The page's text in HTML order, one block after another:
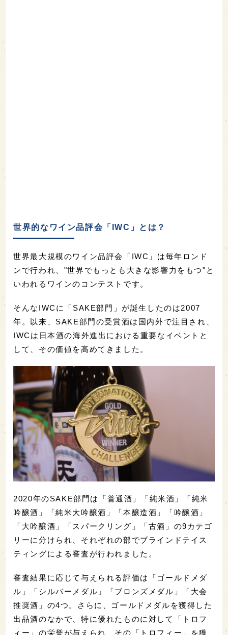
世界的なワイン品評会「IWC」とは？
世界最大規模のワイン品評会「IWC」は毎年ロンド
ンで行われ、"世界でもっとも大きな影響力をもつ"と
いわれるワインのコンテストです。
そんなIWCに「SAKE部門」が誕生したのは2007
年。以来、SAKE部門の受賞酒は国内外で注目され、
IWCは日本酒の海外進出における重要なイベントと
して、その価値を高めてきました。
2020年のSAKE部門は「普通酒」「純米酒」「純米
吟醸酒」「純米大吟醸酒」「本醸造酒」「吟醸酒」
「大吟醸酒」「スパークリング」「古酒」の9カテゴ
リーに分けられ、それぞれの部でブラインドテイス
ティングによる審査が行われました。
審査結果に応じて与えられる評価は「ゴールドメダ
ル」「シルバーメダル」「ブロンズメダル」「大会
推奨酒」の4つ。さらに、ゴールドメダルを獲得した
出品酒のなかで、特に優れたものに対して「トロフ
ィー」の栄誉が与えられ、その「トロフィー」を獲